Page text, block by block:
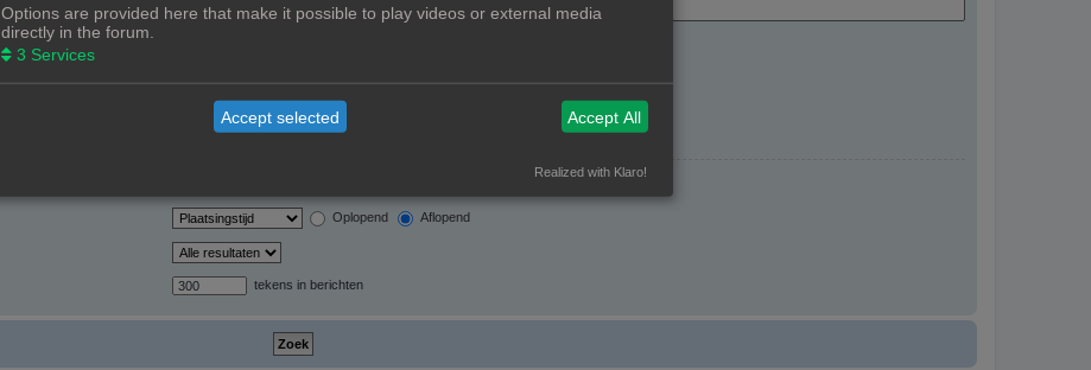
Alleen onderwerptitels
Alleen eerste bericht van onderwerp
Oplopend Aflopend
tekens in berichten
Options are provided here that make it possible to play videos or external media
directly in the forum.
3 Services
Accept selected Accept All
Realized with Klaro!